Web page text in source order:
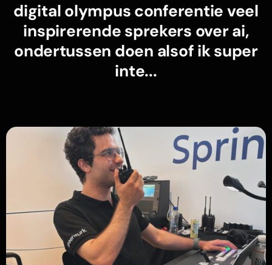
digital olympus conferentie veel
inspirerende sprekers over ai,
ondertussen doen alsof ik super
inte...